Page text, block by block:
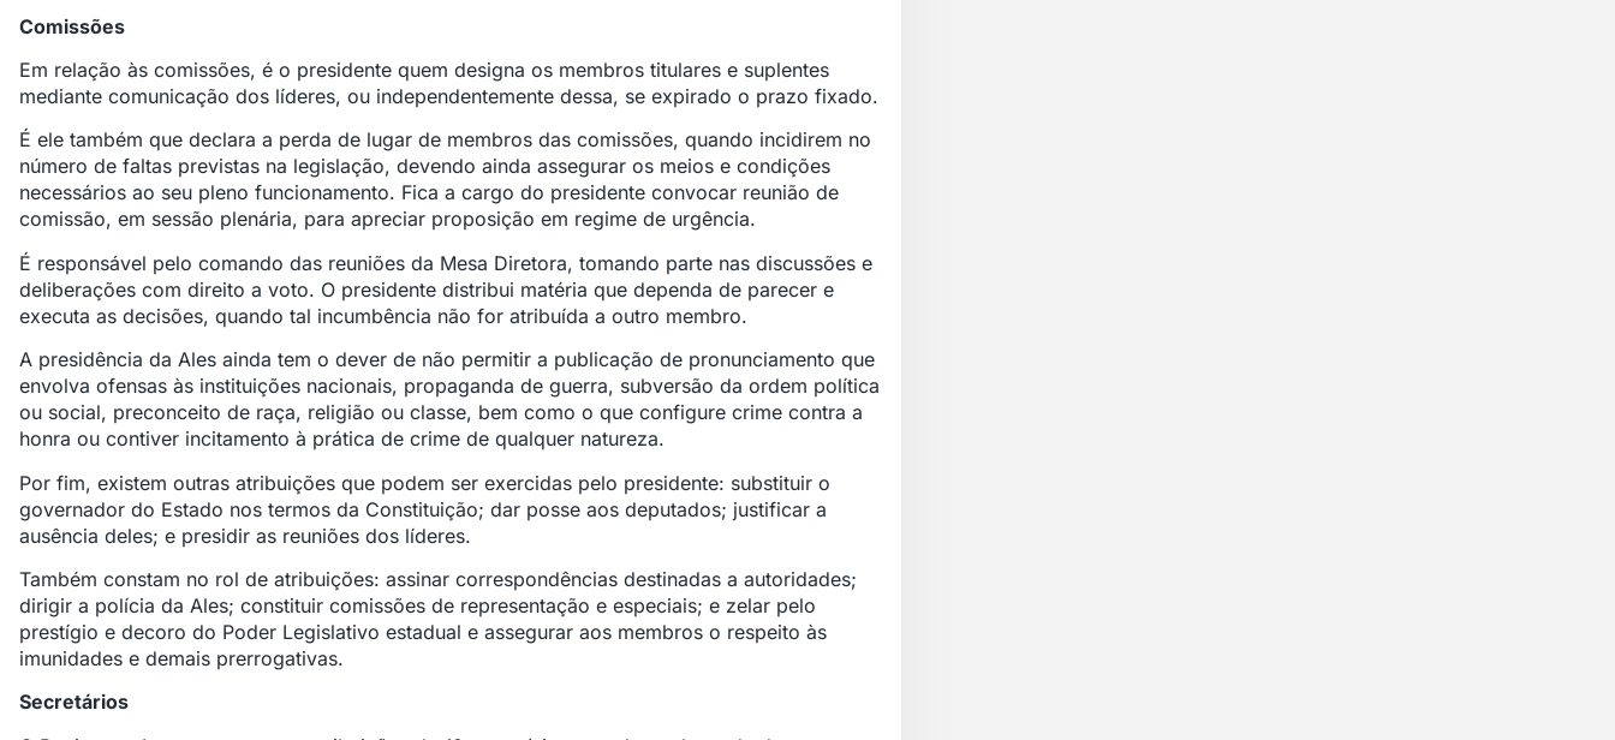
Comissões
Em relação às comissões, é o presidente quem designa os membros titulares e suplentes
mediante comunicação dos líderes, ou independentemente dessa, se expirado o prazo fixado.
É ele também que declara a perda de lugar de membros das comissões, quando incidirem no
número de faltas previstas na legislação, devendo ainda assegurar os meios e condições
necessários ao seu pleno funcionamento. Fica a cargo do presidente convocar reunião de
comissão, em sessão plenária, para apreciar proposição em regime de urgência.
É responsável pelo comando das reuniões da Mesa Diretora, tomando parte nas discussões e
deliberações com direito a voto. O presidente distribui matéria que dependa de parecer e
executa as decisões, quando tal incumbência não for atribuída a outro membro.
A presidência da Ales ainda tem o dever de não permitir a publicação de pronunciamento que
envolva ofensas às instituições nacionais, propaganda de guerra, subversão da ordem política
ou social, preconceito de raça, religião ou classe, bem como o que configure crime contra a
honra ou contiver incitamento à prática de crime de qualquer natureza.
Por fim, existem outras atribuições que podem ser exercidas pelo presidente: substituir o
governador do Estado nos termos da Constituição; dar posse aos deputados; justificar a
ausência deles; e presidir as reuniões dos líderes.
Também constam no rol de atribuições: assinar correspondências destinadas a autoridades;
dirigir a polícia da Ales; constituir comissões de representação e especiais; e zelar pelo
prestígio e decoro do Poder Legislativo estadual e assegurar aos membros o respeito às
imunidades e demais prerrogativas.
Secretários